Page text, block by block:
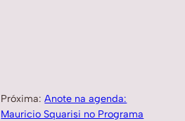
Próxima:Anote na agenda:
Mauricio Squarisi no Programa